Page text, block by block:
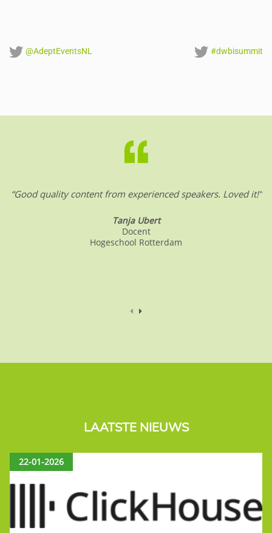
@AdeptEventsNL #dwbisummit
“Good quality content from experienced speakers. Loved it!”
Tanja Ubert
Docent
Hogeschool Rotterdam
LAATSTE NIEUWS
22-01-2026